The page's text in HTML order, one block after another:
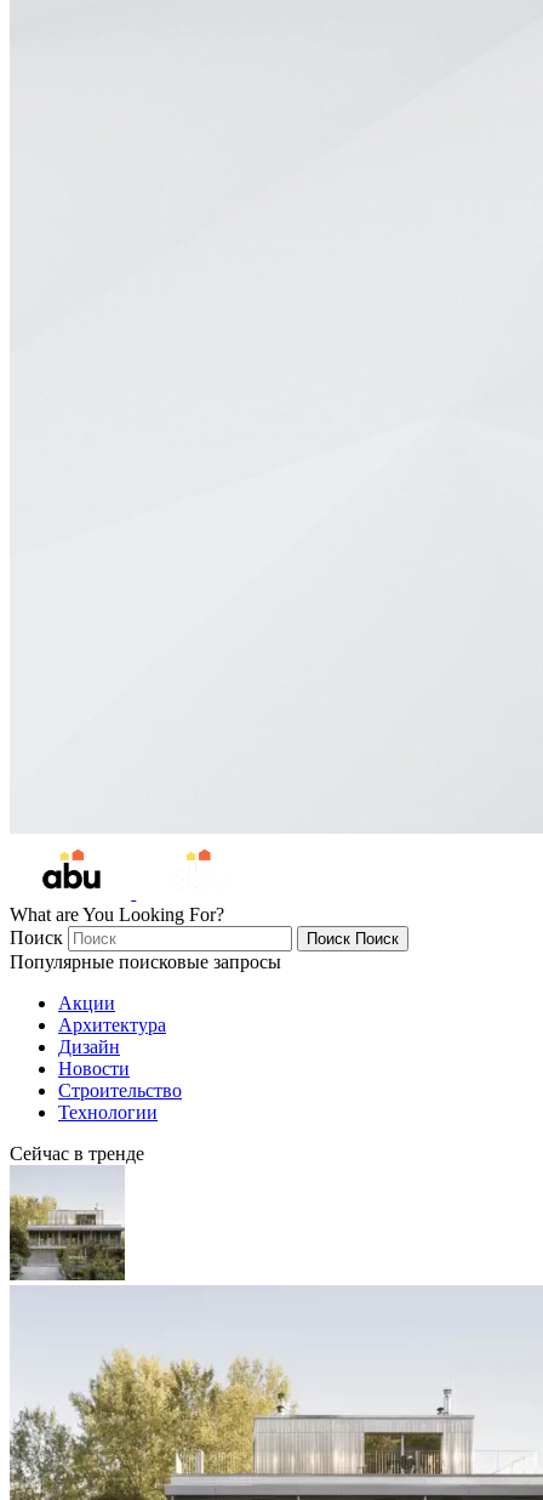
What are You Looking For?
Поиск
Поиск Поиск
Популярные поисковые запросы
Акции
Архитектура
Дизайн
Новости
Строительство
Технологии
Сейчас в тренде